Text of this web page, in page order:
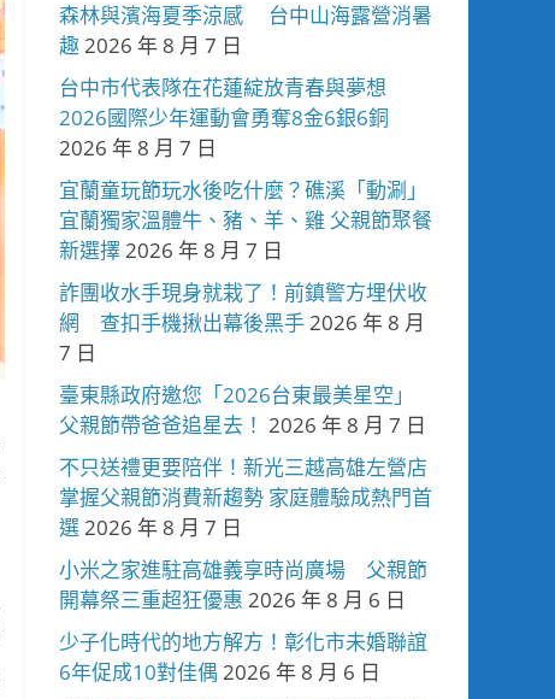
森林與濱海夏季涼感 台中山海露營消暑
趣2026 年 8 月 7 日
台中市代表隊在花蓮綻放青春與夢想
2026國際少年運動會勇奪8金6銀6銅
2026 年 8 月 7 日
宜蘭童玩節玩水後吃什麼？礁溪「動涮」
宜蘭獨家溫體牛、豬、羊、雞 父親節聚餐
新選擇2026 年 8 月 7 日
詐團收水手現身就栽了！前鎮警方埋伏收
網 查扣手機揪出幕後黑手2026 年 8 月
7 日
臺東縣政府邀您「2026台東最美星空」
父親節帶爸爸追星去！ 2026 年 8 月 7 日
不只送禮更要陪伴！新光三越高雄左營店
掌握父親節消費新趨勢 家庭體驗成熱門首
選2026 年 8 月 7 日
小米之家進駐高雄義享時尚廣場 父親節
開幕祭三重超狂優惠 2026 年 8 月 6 日
少子化時代的地方解方！彰化市未婚聯誼
6年促成10對佳偶 2026 年 8 月 6 日